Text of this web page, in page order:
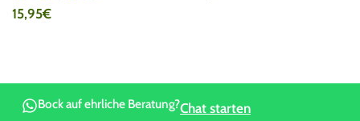
15,95€
Bock auf ehrliche Beratung?Chat starten